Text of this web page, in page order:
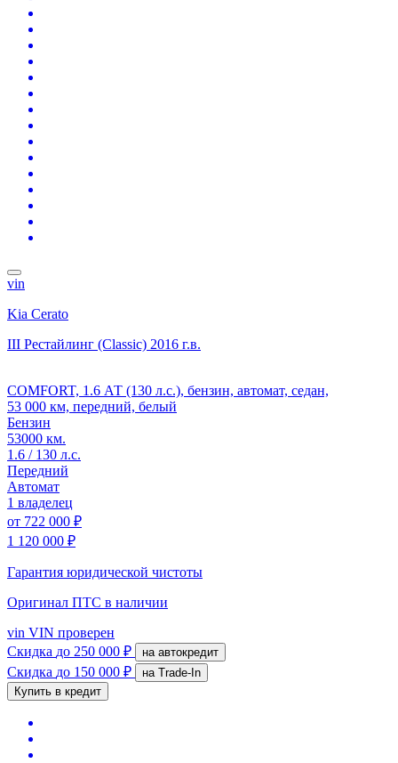
vin
Kia Cerato
III Рестайлинг (Classic) 2016 г.в.
COMFORT, 1.6 АТ (130 л.с.), бензин, автомат, седан,
53 000 км, передний, белый
Бензин
53000 км.
1.6 / 130 л.с.
Передний
Автомат
1 владелец
от 722 000 ₽
1 120 000 ₽
Гарантия юридической чистоты
Оригинал ПТС в наличии
vin VIN проверен
Скидка до 250 000 ₽ на автокредит
Скидка до 150 000 ₽
на Trade-In
Купить в кредит